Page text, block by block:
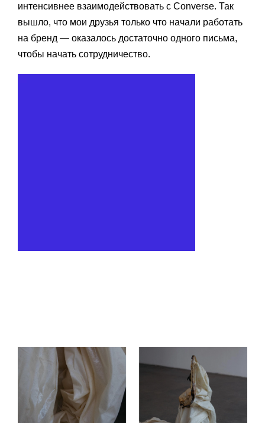
интенсивнее взаимодействовать с Converse. Так
вышло, что мои друзья только что начали работать
на бренд — оказалось достаточно одного письма,
чтобы начать сотрудничество.